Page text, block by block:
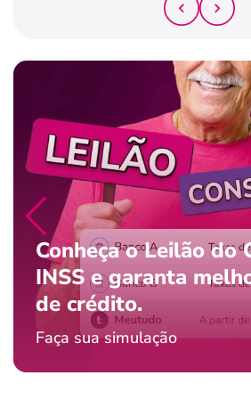
Conheça o Leilão do
INSS e garanta
de crédito.
Faça sua simulação